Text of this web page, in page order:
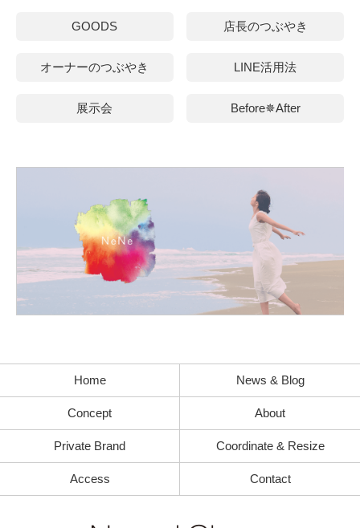
GOODS 店長のつぶやき
オーナーのつぶやき LINE活用法
展示会 Before✵After
Home News & Blog
Concept About
Private Brand Coordinate & Resize
Access Contact